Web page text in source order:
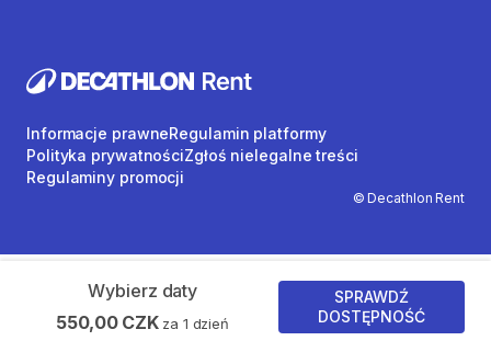
Wybierz daty
550,00 CZK za 1 dzień
SPRAWDŹ
DOSTĘPNOŚĆ
© Decathlon Rent
Informacje prawneRegulamin platformy
Polityka prywatnościZgłoś nielegalne treści
Regulaminy promocji